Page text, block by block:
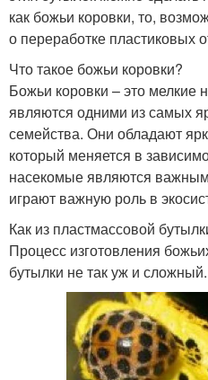
как божьи коровки, то,
о переработке пластиковых
Что такое божьи коровки?
Божьи коровки – это мелкие
являются одними из самых
семейства. Они обладают
который меняется в
насекомые являются
играют важную роль в
Как из пластмассовой
Процесс изготовления
бутылки не так уж и